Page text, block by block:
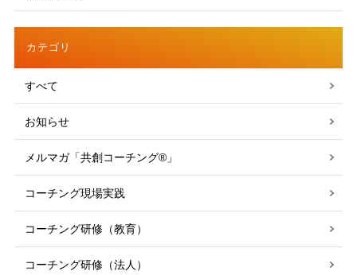
カテゴリ
すべて
お知らせ
メルマガ「共創コーチング®」
コーチング現場実践
コーチング研修（教育）
コーチング研修（法人）